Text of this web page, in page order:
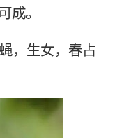
成。
，生女，春占